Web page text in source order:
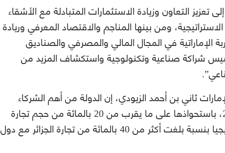
تعزيز التعاون وزيادة الاستثمارات المتبادلة مع الأشقاء
ومن بينها المناجم والاقتصاد المعرفي وريادة
الإماراتية في المجال المالي والمصرفي والصناديق
شراكة صناعية وتكنولوجية واستكشاف المزيد من
ثاني بن أحمد الزيودي، إن الدولة من أهم الشركاء
التجاريين للجزائر عربيا خلال عام 2021، باستحواذها على ما يقرب من 20 بالمائة من حجم تجارة
الجزائر مع الدول العربية، والأولى خليجيا بنسبة بلغت أكثر من 40 بالمائة من تجارة الجزائر مع دول